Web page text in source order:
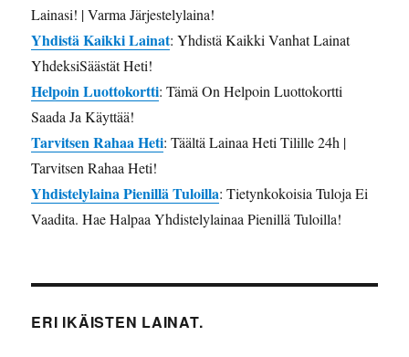
Lainasi! | Varma Järjestelylaina!
Yhdistä Kaikki Lainat: Yhdistä Kaikki Vanhat Lainat
YhdeksiSäästät Heti!
Helpoin Luottokortti: Tämä On Helpoin Luottokortti
Saada Ja Käyttää!
Tarvitsen Rahaa Heti: Täältä Lainaa Heti Tilille 24h |
Tarvitsen Rahaa Heti!
Yhdistelylaina Pienillä Tuloilla: Tietynkokoisia Tuloja Ei
Vaadita. Hae Halpaa Yhdistelylainaa Pienillä Tuloilla!
ERI IKÄISTEN LAINAT.